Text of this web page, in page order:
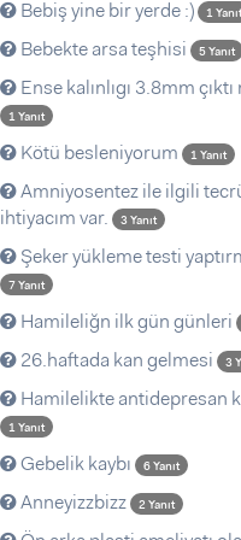
Bebiş yine bir yerde :) 1 Yanıt
Bebekte arsa teşhisi 5 Yanıt
Ense kalınlıgı 3.8mm
1 Yanıt
Kötü besleniyorum 1 Yanıt
Amniyosentez ile ilgili
ihtiyacım var.
3 Yanıt
Şeker yükleme testi
7 Yanıt
Hamileliğn ilk gün günleri
26.haftada kan gelmesi 3
Hamilelikte antidepresan
1 Yanıt
Gebelik kaybı 6 Yanıt
Anneyizzbizz 2 Yanıt